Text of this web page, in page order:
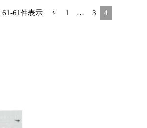
61-61件表示 1 … 3 4